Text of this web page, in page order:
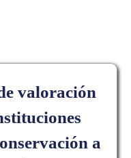
valoración
a